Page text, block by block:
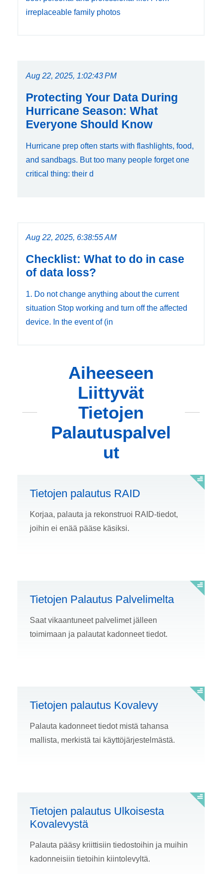
irreplaceable family photos
Aug 22, 2025, 1:02:43 PM
Protecting Your Data During
Hurricane Season: What
Everyone Should Know
Hurricane prep often starts with flashlights, food,
and sandbags. But too many people forget one
critical thing: their d
Aug 22, 2025, 6:38:55 AM
Checklist: What to do in case
of data loss?
1. Do not change anything about the current
situation Stop working and turn off the affected
device. In the event of (in
Aiheeseen
Liittyvät
Tietojen
Palautuspalvel
ut
Tietojen palautus RAID
Korjaa, palauta ja rekonstruoi RAID-tiedot,
joihin ei enää pääse käsiksi.
Tietojen Palautus Palvelimelta
Saat vikaantuneet palvelimet jälleen
toimimaan ja palautat kadonneet tiedot.
Tietojen palautus Kovalevy
Palauta kadonneet tiedot mistä tahansa
mallista, merkistä tai käyttöjärjestelmästä.
Tietojen palautus Ulkoisesta
Kovalevystä
Palauta pääsy kriittisiin tiedostoihin ja muihin
kadonneisiin tietoihin kiintolevyltä.